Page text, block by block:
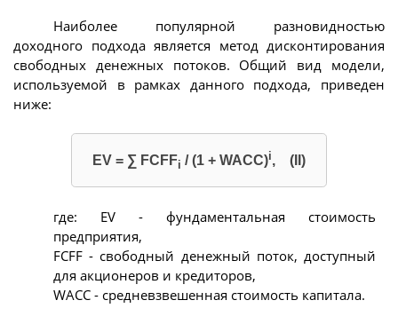
Наиболее популярной разновидностью
доходного подхода является метод дисконтирования
свободных денежных потоков. Общий вид модели,
используемой в рамках данного подхода, приведен
ниже:
EV = ∑ FCFFi / (1 + WACC)i, (II)
где: EV - фундаментальная стоимость
предприятия,
FCFF - свободный денежный поток, доступный
для акционеров и кредиторов,
WACC - средневзвешенная стоимость капитала.